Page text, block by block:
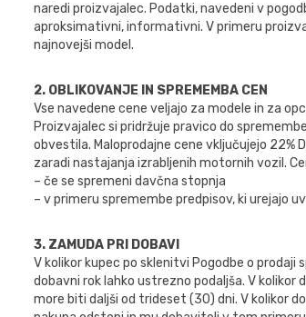
naredi proizvajalec. Podatki, navedeni v
aproksimativni, informativni. V primeru
najnovejši model.
2. OBLIKOVANJE IN SPREMEMBA CEN
Vse navedene cene veljajo za modele in za
Proizvajalec si pridržuje pravico do
obvestila. Maloprodajne cene vključujejo 22%
zaradi nastajanja izrabljenih motornih vozil.
– če se spremeni davčna stopnja
– v primeru spremembe predpisov, ki urejajo
3. ZAMUDA PRI DOBAVI
V kolikor kupec po sklenitvi Pogodbe o prodaji
dobavni rok lahko ustrezno podaljša. V
more biti daljši od trideset (30) dni. V kolikor